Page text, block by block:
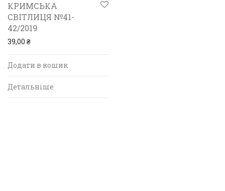
КРИМСЬКА
СВІТЛИЦЯ №41-
42/2019
39,00 ₴
Додати в кошик
Детальніше